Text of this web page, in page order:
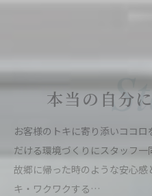
本当の自分
お客様のトキに寄り添いココ
だける環境づくりにスタッフ一
故郷に帰った時のような安心
キ・ワクワクする…